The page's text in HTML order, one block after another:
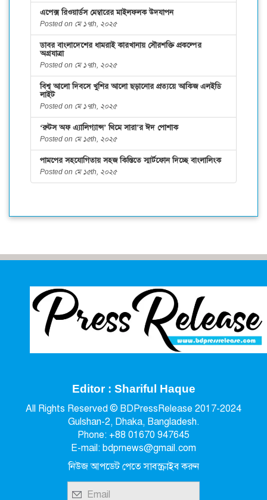
এপেক্স রিওয়ার্ডস মেম্বারের মাইলফলক উদযাপন
Posted on মে ১৭th, ২০২৫
ডাবর বাংলাদেশের ধামরাই কারখানায় সৌরশক্তি প্রকল্পের
অগ্রযাত্রা
Posted on মে ১৭th, ২০২৫
বিশ্ব আলো দিবসে খুশির আলো ছড়ানোর প্রত্যয়ে আকিজ এলইডি
লাইট
Posted on মে ১৭th, ২০২৫
‘রুটস অফ এ্যালিগ্যান্স’ থিমে সারা’র ঈদ পোশাক
Posted on মে ১৫th, ২০২৫
পামপের সহযোগিতায় সহজ কিস্তিতে স্মার্টফোন দিচ্ছে বাংলালিংক
Posted on মে ১৫th, ২০২৫
Editor : Shariful Haque
All Rights Reserved © BDPressRelease 2017-2024
Gulshan-2, Dhaka, Bangladesh.
Phone: +88 01670 947645
E-mail: bdprnews@gmail.com
নিউজ আপডেট পেতে সাবস্ক্রাইব করুন